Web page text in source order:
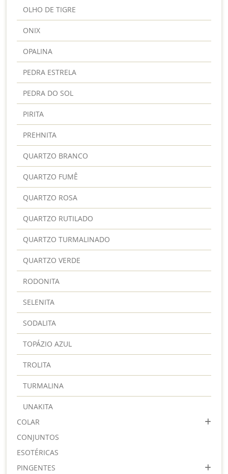
OLHO DE TIGRE
ONIX
OPALINA
PEDRA ESTRELA
PEDRA DO SOL
PIRITA
PREHNITA
QUARTZO BRANCO
QUARTZO FUMÊ
QUARTZO ROSA
QUARTZO RUTILADO
QUARTZO TURMALINADO
QUARTZO VERDE
RODONITA
SELENITA
SODALITA
TOPÁZIO AZUL
TROLITA
TURMALINA
UNAKITA
COLAR
CONJUNTOS
ESOTÉRICAS
PINGENTES